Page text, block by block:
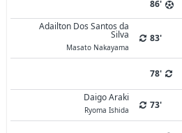
86'
Adailton Dos Santos da
Silva
Masato Nakayama
83'
78'
Daigo Araki
Ryoma Ishida 73'